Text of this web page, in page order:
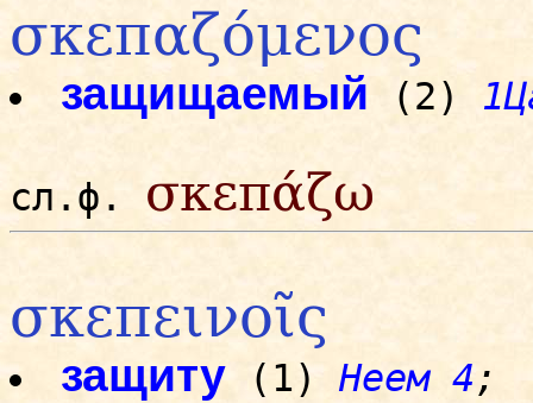
σκεπαζόμενος
защищаемый (2)
сл.ф. σκεπάζω
σκεπεινοῖς
защиту(1) Неем 4;